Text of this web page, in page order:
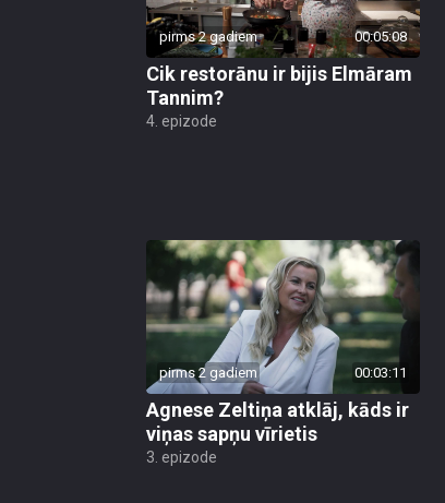
pirms 2 gadiem 00:05:08
Cik restorānu ir bijis Elmāram
Tannim?
4. epizode
pirms 2 gadiem 00:03:11
Agnese Zeltiņa atklāj, kāds ir
viņas sapņu vīrietis
3. epizode